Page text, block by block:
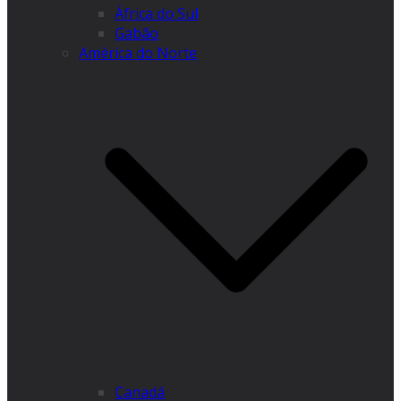
África do Sul
Gabão
América do Norte
Canadá